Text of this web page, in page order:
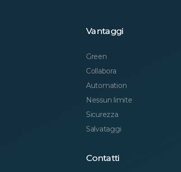
Vantaggi
Green
Collabora
Automation
Nessun limite
Sicurezza
Salvataggi
Contatti